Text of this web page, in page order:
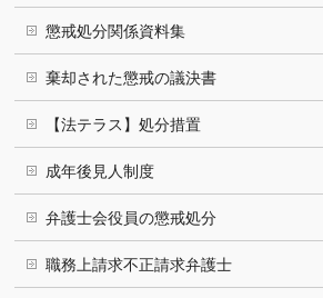
懲戒処分関係資料集
棄却された懲戒の議決書
【法テラス】処分措置
成年後見人制度
弁護士会役員の懲戒処分
職務上請求不正請求弁護士